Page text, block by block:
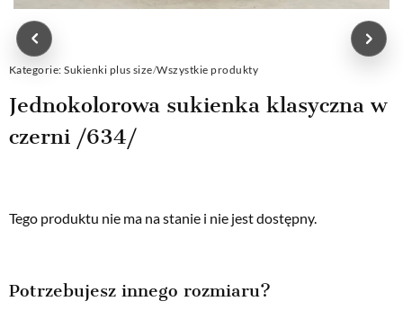
Kategorie: Sukienki plus size/Wszystkie produkty
Jednokolorowa sukienka klasyczna w
czerni /634/
Tego produktu nie ma na stanie i nie jest dostępny.
Potrzebujesz innego rozmiaru?